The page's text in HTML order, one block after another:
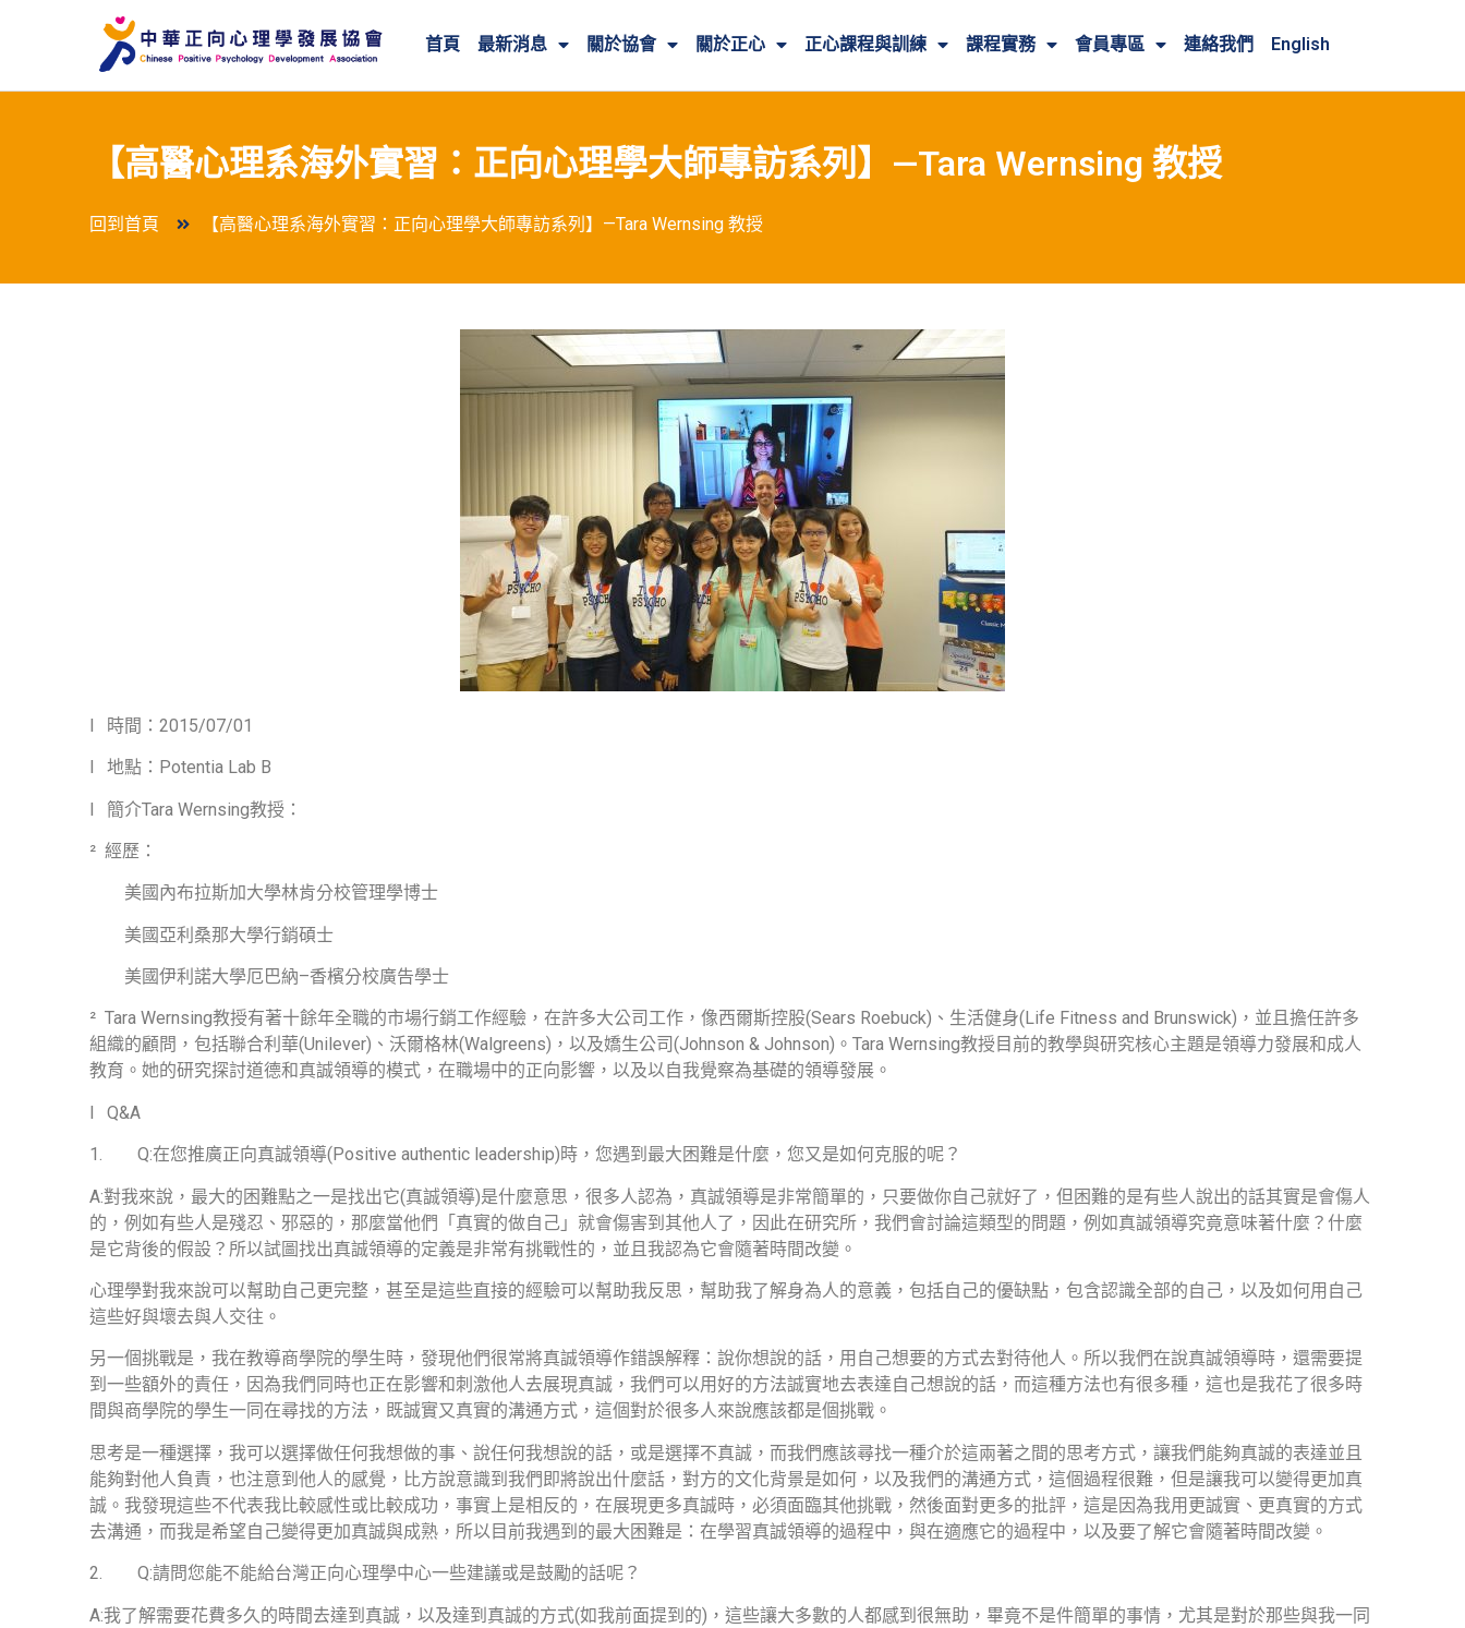
首頁 最新消息 關於協會 關於正心 正心課程與訓練 課程實務 會員專區 連絡我們 English
【高醫心理系海外實習：正向心理學大師專訪系列】—Tara Wernsing 教授
回到首頁 【高醫心理系海外實習：正向心理學大師專訪系列】—Tara Wernsing 教授
l 時間： 2015/07/01
l 地點： Potentia Lab B
l 簡介Tara Wernsing教授：
² 經歷：
美國內布拉斯加大學林肯分校管理學博士
美國亞利桑那大學行銷碩士
美國伊利諾大學厄巴納–香檳分校廣告學士
² Tara Wernsing教授有著十餘年全職的市場行銷工作經驗，在許多大公司工作，像西爾斯控股(Sears Roebuck) 、生活健身(Life Fitness and Brunswick) ，並且擔任許多
組織的顧問，包括聯合利華(Unilever) 、沃爾格林(Walgreens) ，以及嬌生公司 (Johnson & Johnson) 。 Tara Wernsing教授目前的教學與研究核心主題是領導力發展和成人
教育。她的研究探討道德和真誠領導的模式，在職場中的正向影響，以及以自我覺察為基礎的領導發展。
l Q&A
1. Q:在您推廣正向真誠領導(Positive authentic leadership)時，您遇到最大困難是什麼，您又是如何克服的呢？
A:對我來說，最大的困難點之一是找出它(真誠領導)是什麼意思，很多人認為，真誠領導是非常簡單的，只要做你自己就好了，但困難的是有些人說出的話其實是會傷人
的，例如有些人是殘忍、邪惡的，那麼當他們「真實的做自己」就會傷害到其他人了，因此在研究所，我們會討論這類型的問題，例如真誠領導究竟意味著什麼？什麼
是它背後的假設？所以試圖找出真誠領導的定義是非常有挑戰性的，並且我認為它會隨著時間改變。
心理學對我來說可以幫助自己更完整，甚至是這些直接的經驗可以幫助我反思，幫助我了解身為人的意義，包括自己的優缺點，包含認識全部的自己，以及如何用自己
這些好與壞去與人交往。
另一個挑戰是，我在教導商學院的學生時，發現他們很常將真誠領導作錯誤解釋：說你想說的話，用自己想要的方式去對待他人。所以我們在說真誠領導時，還需要提
到一些額外的責任，因為我們同時也正在影響和刺激他人去展現真誠，我們可以用好的方法誠實地去表達自己想說的話，而這種方法也有很多種，這也是我花了很多時
間與商學院的學生一同在尋找的方法，既誠實又真實的溝通方式，這個對於很多人來說應該都是個挑戰。
思考是一種選擇，我可以選擇做任何我想做的事、說任何我想說的話，或是選擇不真誠，而我們應該尋找一種介於這兩著之間的思考方式，讓我們能夠真誠的表達並且
能夠對他人負責，也注意到他人的感覺，比方說意識到我們即將說出什麼話，對方的文化背景是如何，以及我們的溝通方式，這個過程很難，但是讓我可以變得更加真
誠。我發現這些不代表我比較感性或比較成功，事實上是相反的，在展現更多真誠時，必須面臨其他挑戰，然後面對更多的批評，這是因為我用更誠實、更真實的方式
去溝通，而我是希望自己變得更加真誠與成熟，所以目前我遇到的最大困難是：在學習真誠領導的過程中，與在適應它的過程中，以及要了解它會隨著時間改變。
2. Q:請問您能不能給台灣正向心理學中心一些建議或是鼓勵的話呢？
A:我了解需要花費多久的時間去達到真誠，以及達到真誠的方式(如我前面提到的) ，這些讓大多數的人都感到很無助，畢竟不是件簡單的事情，尤其是對於那些與我一同